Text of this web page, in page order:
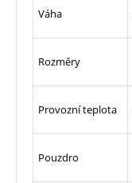
Váha
Rozměry
Provozní teplota
Pouzdro